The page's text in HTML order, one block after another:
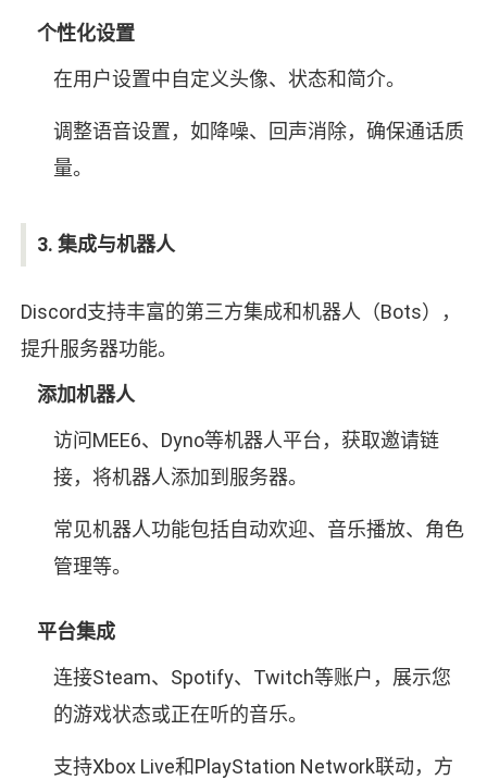
个性化设置
在用户设置中自定义头像、状态和简介。
调整语音设置，如降噪、回声消除，确保通话质
量。
3. 集成与机器人
Discord支持丰富的第三方集成和机器人（Bots），
提升服务器功能。
添加机器人
访问MEE6、Dyno等机器人平台，获取邀请链
接，将机器人添加到服务器。
常见机器人功能包括自动欢迎、音乐播放、角色
管理等。
平台集成
连接Steam、Spotify、Twitch等账户，展示您
的游戏状态或正在听的音乐。
支持Xbox Live和PlayStation Network联动，方